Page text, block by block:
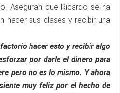
Aseguran que Ricardo se ha
hacer sus clases y recibir una
hacer esto y recibir algo
por darle el dinero para
pero no es lo mismo. Y ahora
muy feliz por el hecho de